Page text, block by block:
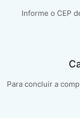
Informe o CEP
Para concluir a